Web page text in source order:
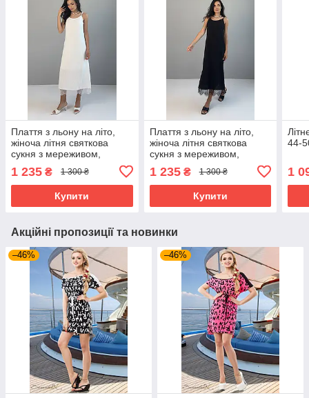
Плаття з льону на літо,
жіноча літня святкова
сукня з мереживом,
молочний 44-50 розміри
1 235 ₴ 1 300 ₴
Купити
Плаття з льону на літо,
жіноча літня святкова
сукня з мереживом,
сарафан на бретельках
чорний 44-50 розміри
1 235₴ 1 300 ₴
Купити
44-
1
Акційні пропозиції та новинки
–46% –46%